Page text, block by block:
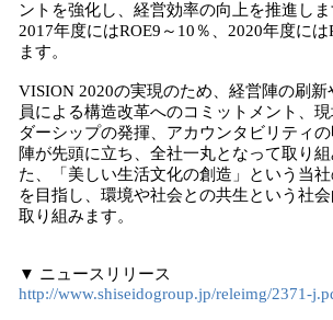
ントを強化し、経営効率の向上を推進しま
2017年度にはROE9～10％、2020年度には
ます。
VISION 2020の実現のため、経営陣の刷
員による構造改革へのコミットメント、
ダーシップの発揮、アカウンタビリティ
陣が先頭に立ち、全社一丸となって取り
た、「美しい生活文化の創造」という当
を目指し、環境や社会との共生という社
取り組みます。
▼ ニュースリリース
http://www.shiseidogroup.jp/releimg/2371-